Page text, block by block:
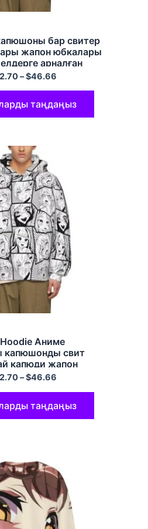
бар свитер
жапон юбкалары
арналған
–$46.66
таңдаңыз
Аниме
капюшонды свит
капюди жапон
пуловер капюди
–$46.66
таңдаңыз